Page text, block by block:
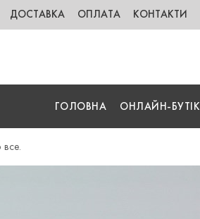
ДОСТАВКА ОПЛАТА КОНТАКТИ
ГОЛОВНА ОНЛАЙН-БУТІК
все.